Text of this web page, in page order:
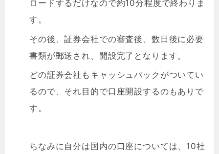
ロードするだけなので約10分程度で終わりま
す。
その後、証券会社での審査後、数日後に必要
書類が郵送され、開設完了となります。
どの証券会社もキャッシュバックがついてい
るので、それ目的で口座開設するのもありで
す。
ちなみに自分は国内の口座については、10社